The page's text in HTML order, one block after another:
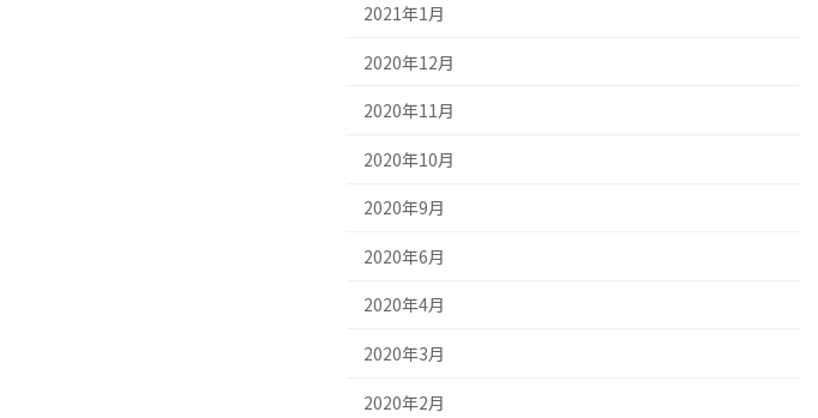
2021年1月
2020年12月
2020年11月
2020年10月
2020年9月
2020年6月
2020年4月
2020年3月
2020年2月